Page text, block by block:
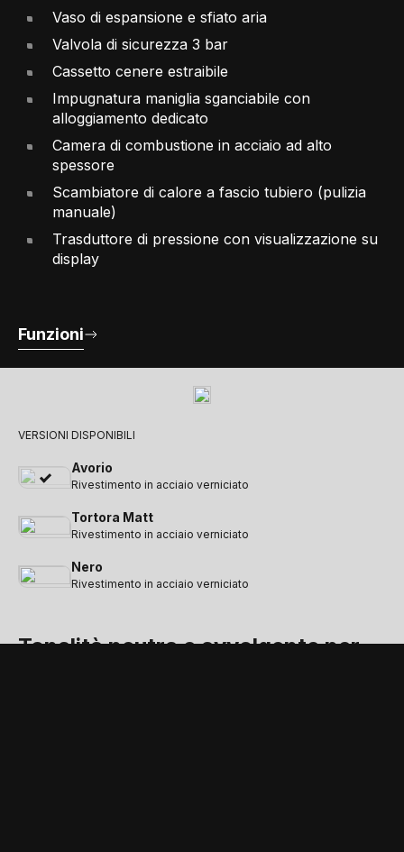
Vaso di espansione e sfiato aria
Valvola di sicurezza 3 bar
Cassetto cenere estraibile
Impugnatura maniglia sganciabile con
alloggiamento dedicato
Camera di combustione in acciaio ad alto
spessore
Scambiatore di calore a fascio tubiero (pulizia
manuale)
Trasduttore di pressione con visualizzazione su
display
Funzioni
VERSIONI DISPONIBILI
Avorio
Rivestimento in acciaio verniciato
Tortora Matt
Rivestimento in acciaio verniciato
Nero
Rivestimento in acciaio verniciato
Tonalità neutra e avvolgente per